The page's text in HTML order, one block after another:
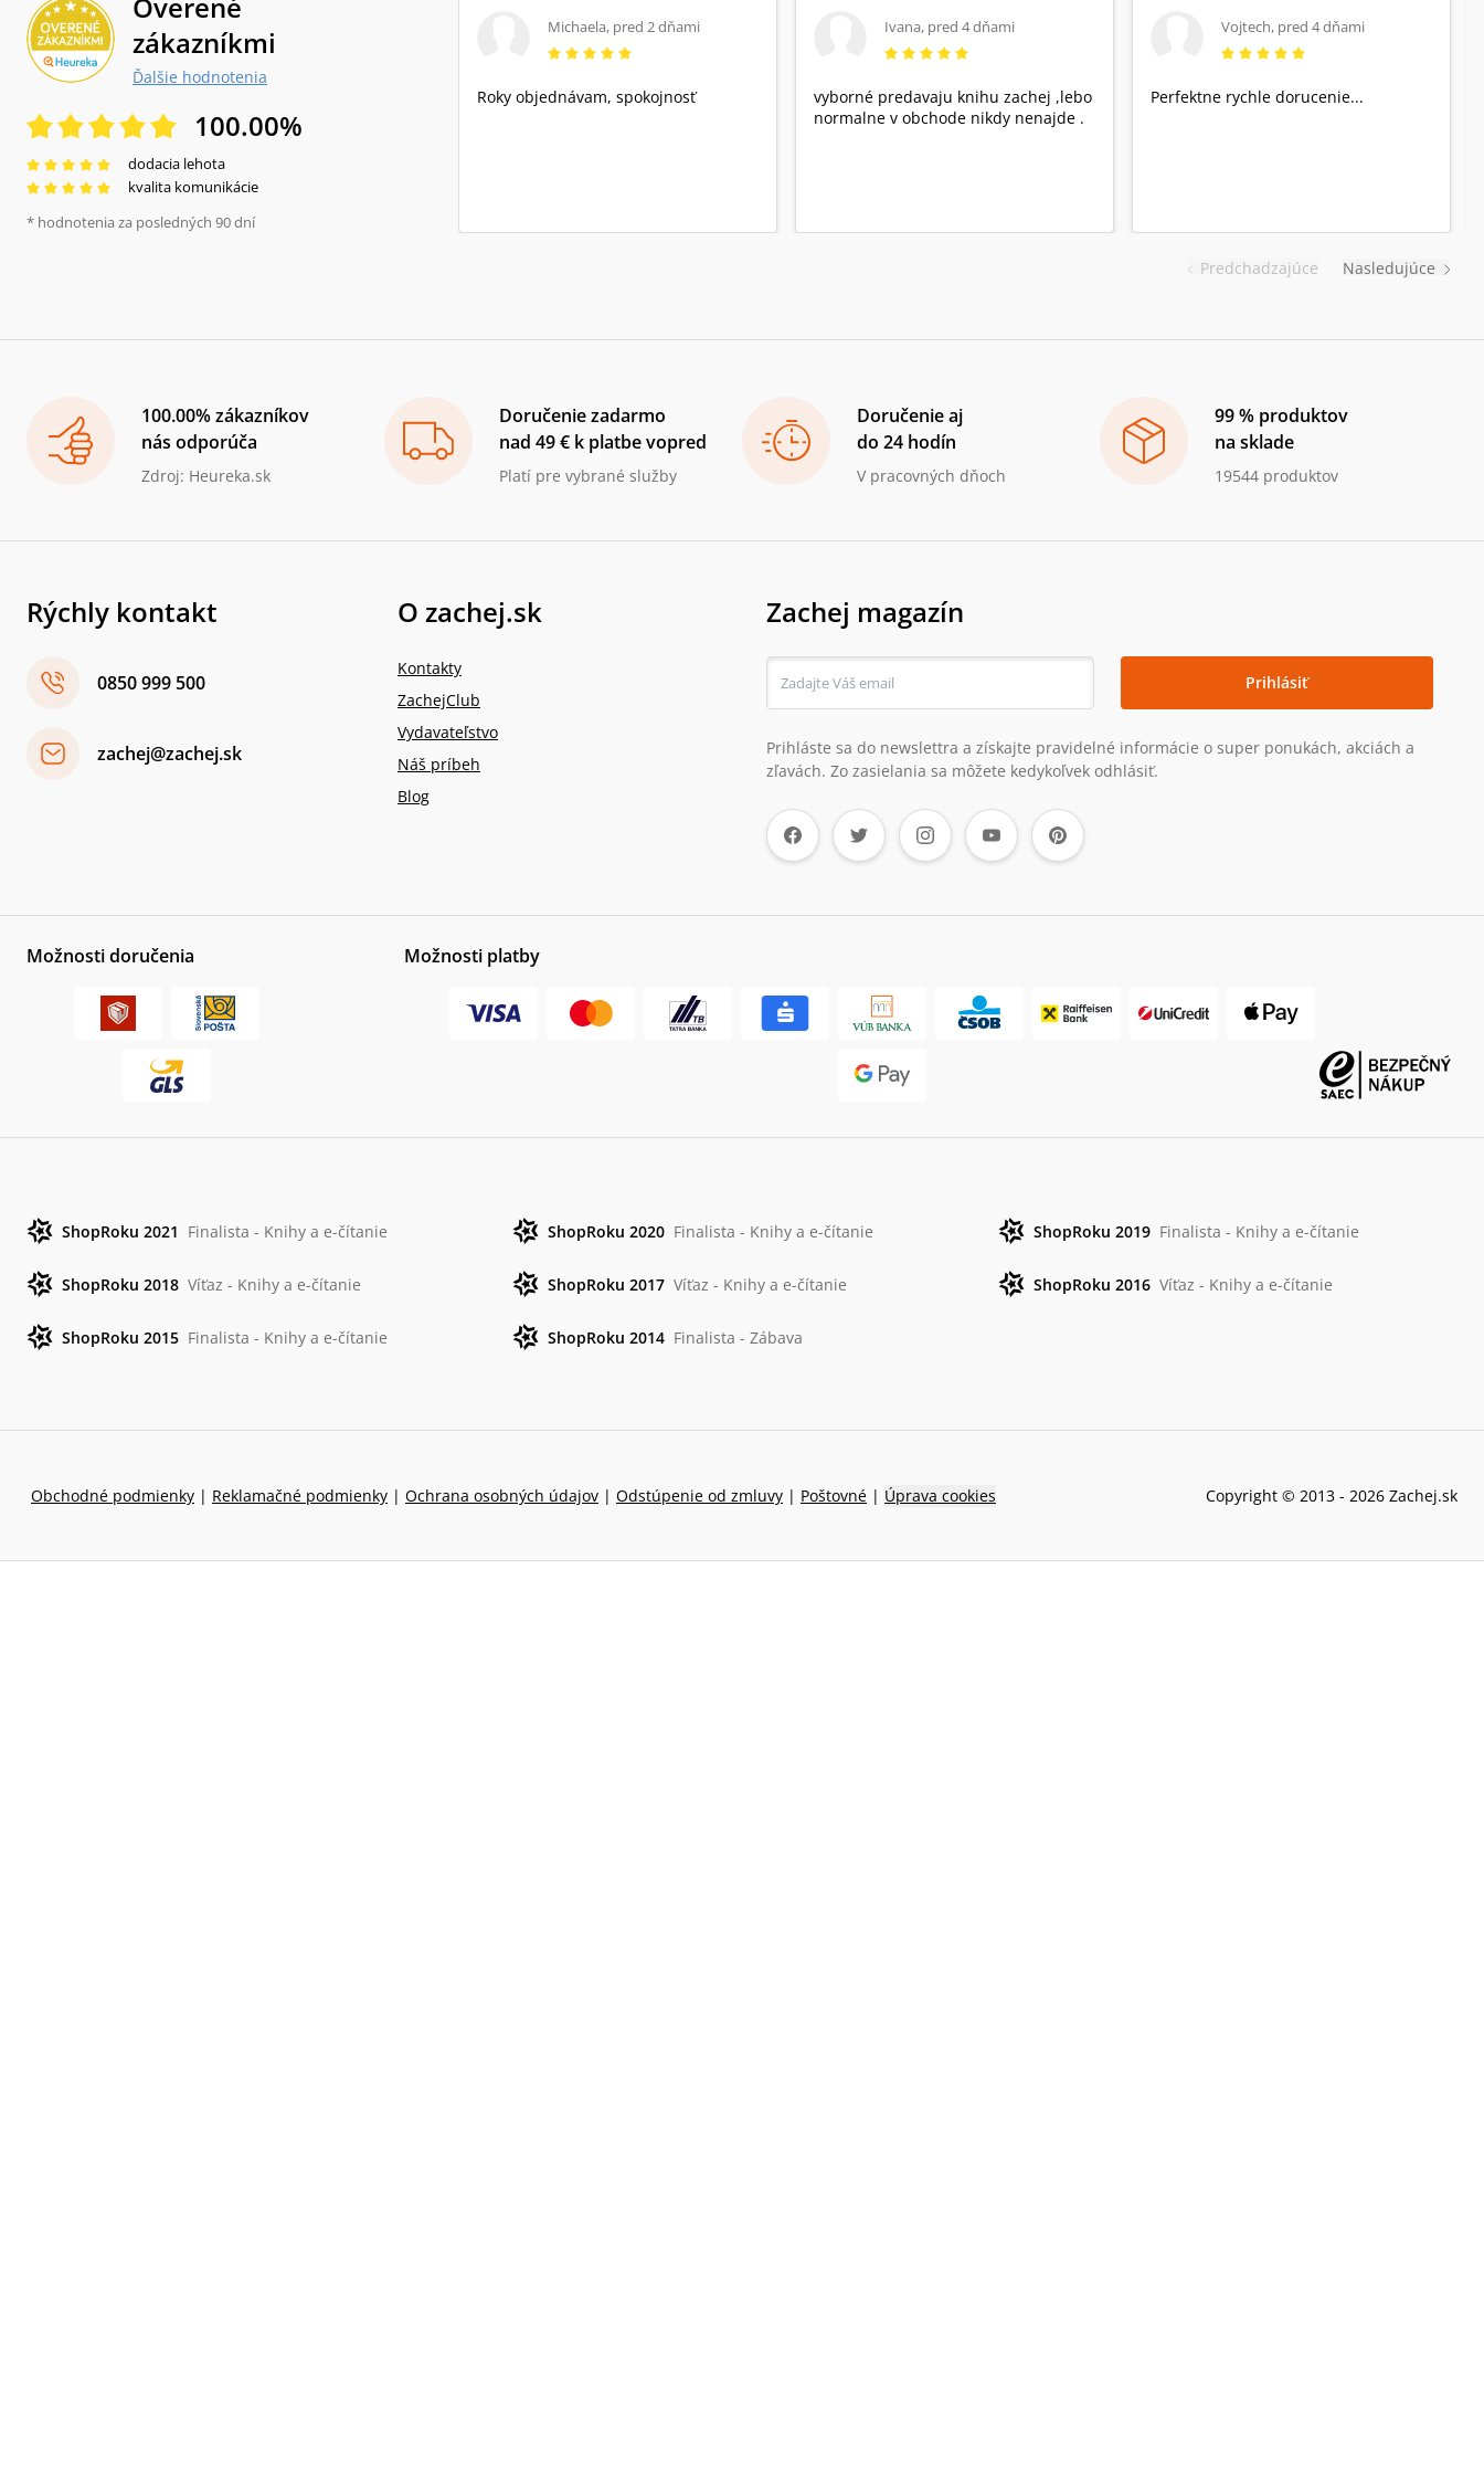
Overené
zákazníkmi
Ďalšie hodnotenia
100.00%
dodacia lehota
kvalita komunikácie
* hodnotenia za posledných 90 dní
Predchadzajúce
Michaela, pred 2 dňami
Roky objednávam, spokojnosť
Ivana, pred 4 dňami
vyborné predavaju knihu zachej ,lebo
normalne v obchode nikdy nenajde .
Vojtech, pred 4 dňami
Perfektne rychle dorucenie...
Nasledujúce
100.00% zákazníkov
nás odporúča
Zdroj: Heureka.sk
Doručenie zadarmo
nad 49 € k platbe vopred
Platí pre vybrané služby
Doručenie aj
do 24 hodín
V pracovných dňoch
99 % produktov
na sklade
19544 produktov
Rýchly kontakt
0850 999 500
zachej@zachej.sk
O zachej.sk
Kontakty
ZachejClub
Vydavateľstvo
Náš príbeh
Blog
Zachej magazín
Prihlásiť
Prihláste sa do newslettra a získajte pravidelné informácie o super ponukách, akciách a
zľavách. Zo zasielania sa môžete kedykoľvek odhlásiť.
Možnosti doručenia Možnosti platby
ShopRoku 2021 Finalista - Knihy a e-čítanie ShopRoku 2020 Finalista - Knihy a e-čítanie ShopRoku 2019 Finalista - Knihy a e-čítanie
ShopRoku 2018 Víťaz - Knihy a e-čítanie ShopRoku 2017 Víťaz - Knihy a e-čítanie ShopRoku 2016 Víťaz - Knihy a e-čítanie
ShopRoku 2015 Finalista - Knihy a e-čítanie ShopRoku 2014 Finalista - Zábava
Obchodné podmienky | Reklamačné podmienky | Ochrana osobných údajov | Odstúpenie od zmluvy | Poštovné | Úprava cookies Copyright © 2013 - 2026 Zachej.sk